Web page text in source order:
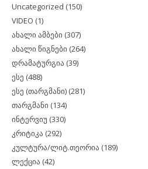
Uncategorized (150)
VIDEO (1)
ახალი ამბები (307)
ახალი წიგნები (264)
დრამატურგია (39)
ესე (488)
ესე (თარგმანი) (281)
თარგმანი (134)
ინტერვიუ (330)
კრიტიკა (292)
კულტურა/ლიტ.თეორია (189)
ლექცია (42)